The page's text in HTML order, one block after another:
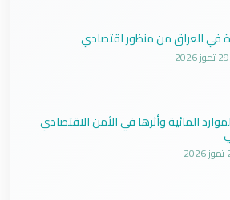
في العراق من منظور اقتصادي
المائية وأثرها في الأمن الاقتصادي